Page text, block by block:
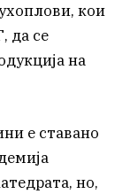
кои
да се
на
е ставано
но,